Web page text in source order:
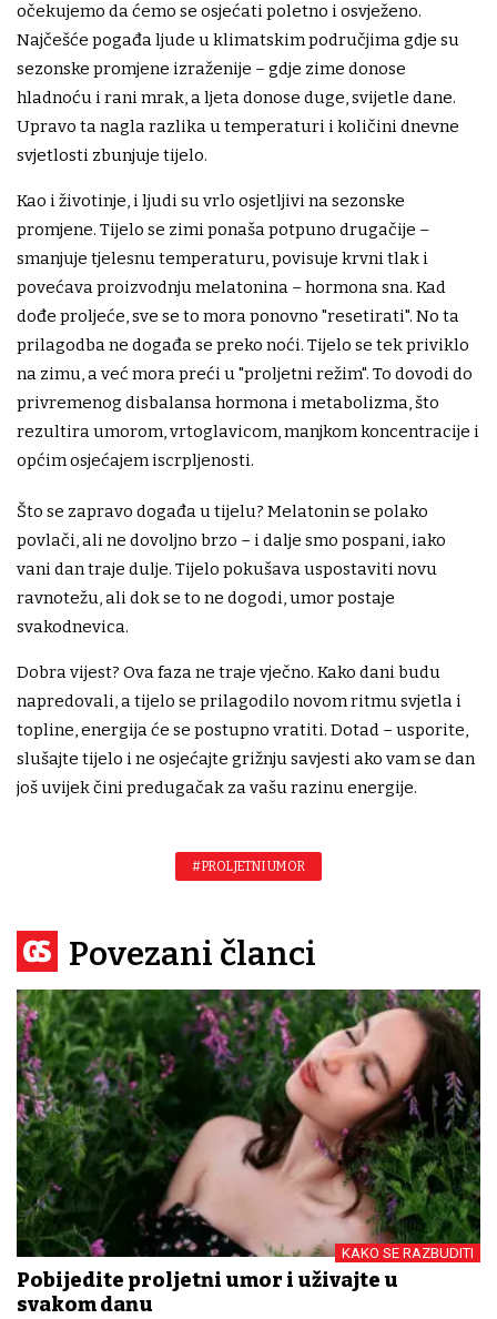
očekujemo da ćemo se osjećati poletno i osvježeno.
Najčešće pogađa ljude u klimatskim područjima gdje su
sezonske promjene izraženije – gdje zime donose
hladnoću i rani mrak, a ljeta donose duge, svijetle dane.
Upravo ta nagla razlika u temperaturi i količini dnevne
svjetlosti zbunjuje tijelo.
Kao i životinje, i ljudi su vrlo osjetljivi na sezonske
promjene. Tijelo se zimi ponaša potpuno drugačije –
smanjuje tjelesnu temperaturu, povisuje krvni tlak i
povećava proizvodnju melatonina – hormona sna. Kad
dođe proljeće, sve se to mora ponovno "resetirati". No ta
prilagodba ne događa se preko noći. Tijelo se tek priviklo
na zimu, a već mora preći u "proljetni režim". To dovodi do
privremenog disbalansa hormona i metabolizma, što
rezultira umorom, vrtoglavicom, manjkom koncentracije i
općim osjećajem iscrpljenosti.
Što se zapravo događa u tijelu? Melatonin se polako
povlači, ali ne dovoljno brzo – i dalje smo pospani, iako
vani dan traje dulje. Tijelo pokušava uspostaviti novu
ravnotežu, ali dok se to ne dogodi, umor postaje
svakodnevica.
Dobra vijest? Ova faza ne traje vječno. Kako dani budu
napredovali, a tijelo se prilagodilo novom ritmu svjetla i
topline, energija će se postupno vratiti. Dotad – usporite,
slušajte tijelo i ne osjećajte grižnju savjesti ako vam se dan
još uvijek čini predugačak za vašu razinu energije.
#PROLJETNI UMOR
Povezani članci
KAKO SE RAZBUDITI
Pobijedite proljetni umor i uživajte u
svakom danu